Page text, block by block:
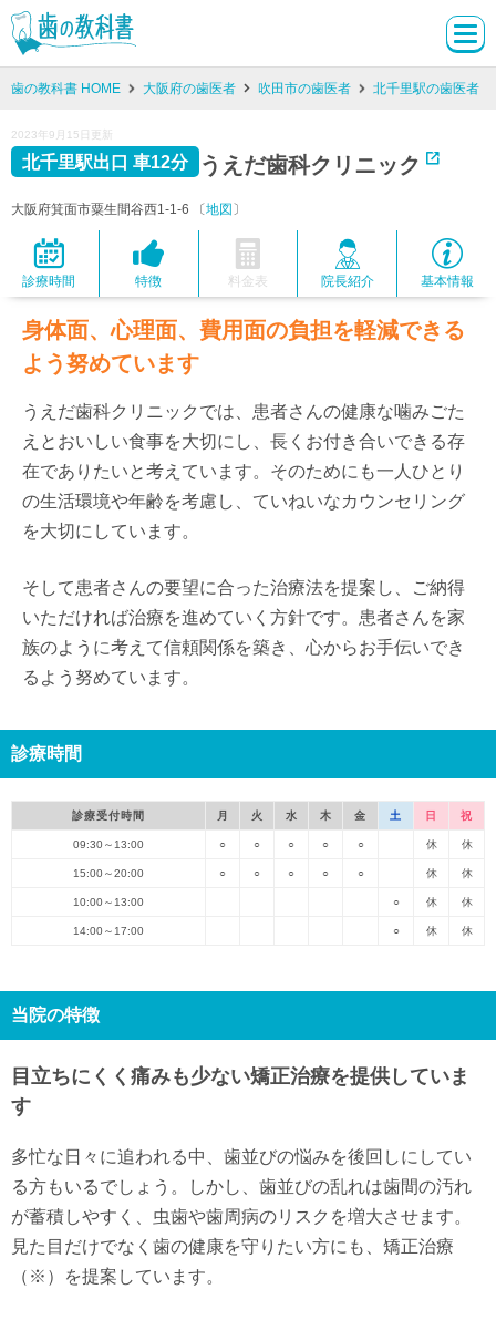
歯の教科書 HOME 大阪府の歯医者 吹田市の歯医者 北千里駅の歯医者
2023年9月15日更新
うえだ歯科クリニック
北千里駅出口 車12分
大阪府箕面市粟生間谷西1-1-6 〔地図 〕
診療時間 特徴 料金表 院長紹介 基本情報
身体面、心理面、費用面の負担を軽減できる
よう努めています
うえだ歯科クリニックでは、患者さんの健康な噛みごた
えとおいしい食事を大切にし、長くお付き合いできる存
在でありたいと考えています。そのためにも一人ひとり
の生活環境や年齢を考慮し、ていねいなカウンセリング
を大切にしています。
そして患者さんの要望に合った治療法を提案し、ご納得
いただければ治療を進めていく方針です。患者さんを家
族のように考えて信頼関係を築き、心からお手伝いでき
るよう努めています。
診療時間
診療受付時間 月 火 水 木 金 土 日 祝
09:30～13:00 ○ ○ ○ ○ ○ 休 休
15:00～20:00 ○ ○ ○ ○ ○ 休 休
10:00～13:00 ○ 休 休
14:00～17:00 ○ 休 休
当院の特徴
目立ちにくく痛みも少ない矯正治療を提供していま
す
多忙な日々に追われる中、歯並びの悩みを後回しにしてい
る方もいるでしょう。しかし、歯並びの乱れは歯間の汚れ
が蓄積しやすく、虫歯や歯周病のリスクを増大させます。
見た目だけでなく歯の健康を守りたい方にも、矯正治療
（※）を提案しています。